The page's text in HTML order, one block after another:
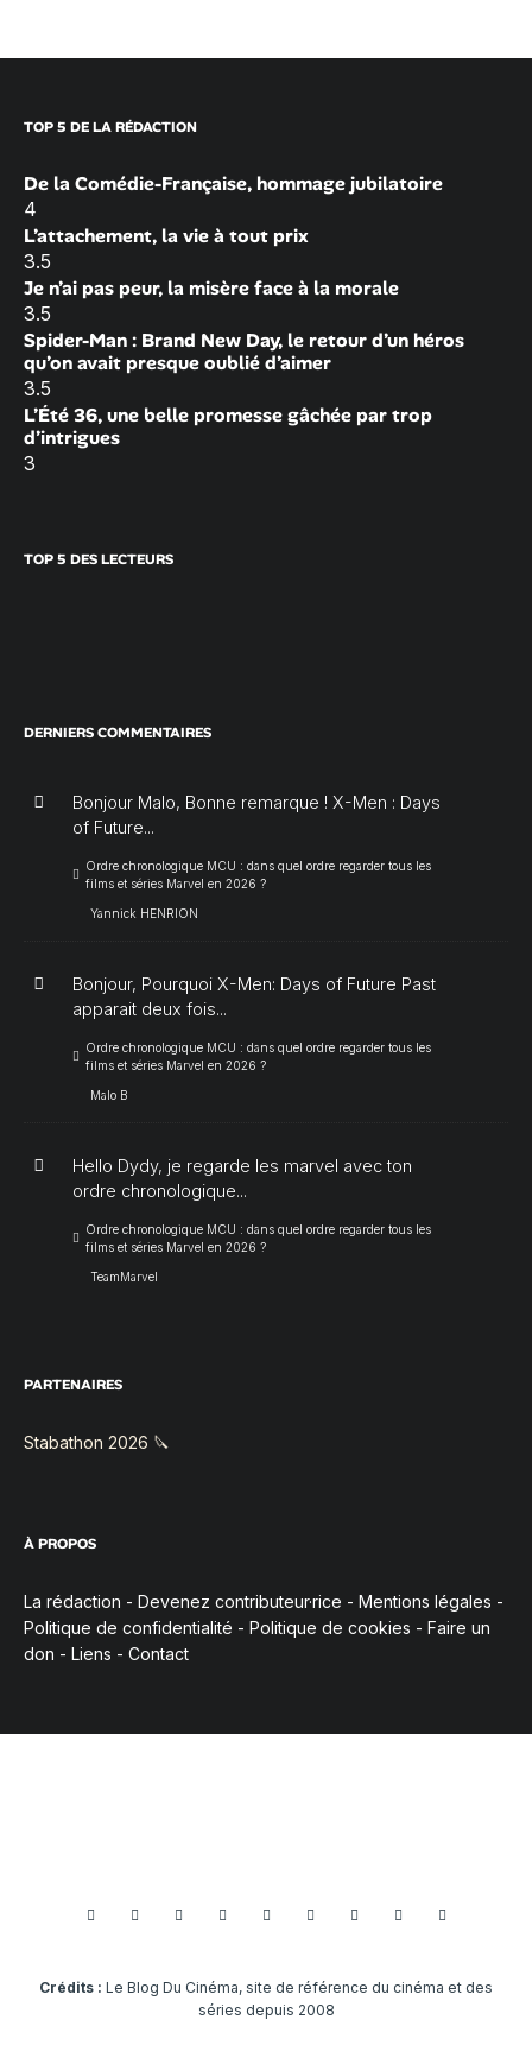
TOP 5 DE LA RÉDACTION
De la Comédie-Française, hommage jubilatoire
4
L’attachement, la vie à tout prix
3.5
Je n’ai pas peur, la misère face à la morale
3.5
Spider-Man : Brand New Day, le retour d’un héros
qu’on avait presque oublié d’aimer
3.5
L’Été 36, une belle promesse gâchée par trop
d’intrigues
3
TOP 5 DES LECTEURS
DERNIERS COMMENTAIRES
Bonjour Malo, Bonne remarque ! X-Men : Days
of Future...
Ordre chronologique MCU : dans quel ordre regarder tous les
films et séries Marvel en 2026 ?
Yannick HENRION
Bonjour, Pourquoi X-Men: Days of Future Past
apparait deux fois...
Ordre chronologique MCU : dans quel ordre regarder tous les
films et séries Marvel en 2026 ?
Malo B
Hello Dydy, je regarde les marvel avec ton
ordre chronologique...
Ordre chronologique MCU : dans quel ordre regarder tous les
films et séries Marvel en 2026 ?
TeamMarvel
PARTENAIRES
Stabathon 2026 🔪
À PROPOS
La rédaction - Devenez contributeur·rice - Mentions légales -
Politique de confidentialité - Politique de cookies - Faire un
don - Liens - Contact
Crédits : Le Blog Du Cinéma, site de référence du cinéma et des
séries depuis 2008